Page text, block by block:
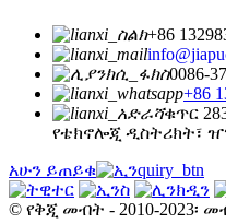
+86
0086-
+86
ቁጥር
የቴክኖሎጂ ዲስትሪክት፣
አሁን ይጠይቁ
© የቅጂ መብት - 2010-2023፡